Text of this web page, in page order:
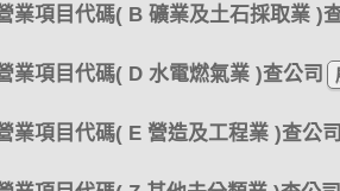
業項目代碼( B 礦業及土石採取業 )
業項目代碼( D 水電燃氣業 )查公司
業項目代碼( E 營造及工程業 )查公